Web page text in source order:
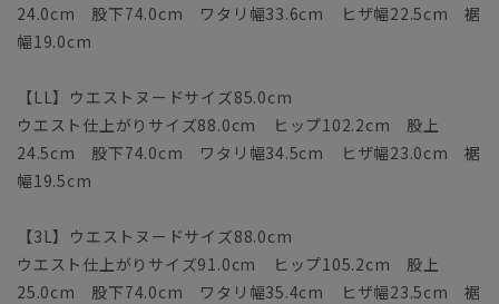
24.0cm 股下74.0cm ワタリ幅33.6cm ヒザ幅22.5cm 裾
幅19.0cm
【LL】ウエストヌードサイズ85.0cm
ウエスト仕上がりサイズ88.0cm ヒップ102.2cm 股上
24.5cm 股下74.0cm ワタリ幅34.5cm ヒザ幅23.0cm 裾
幅19.5cm
【3L】ウエストヌードサイズ88.0cm
ウエスト仕上がりサイズ91.0cm ヒップ105.2cm 股上
25.0cm 股下74.0cm ワタリ幅35.4cm ヒザ幅23.5cm 裾